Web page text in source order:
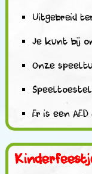
Uitgebreid
Je kunt bij
Onze
Er is een